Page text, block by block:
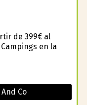
de 399€ al
en la
Co